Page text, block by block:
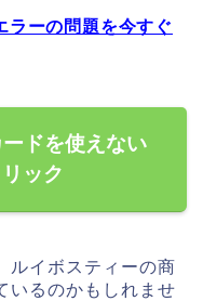
ラーの問題を今すぐ
ドを使えない
ック
ルイボスティーの商
いるのかもしれませ